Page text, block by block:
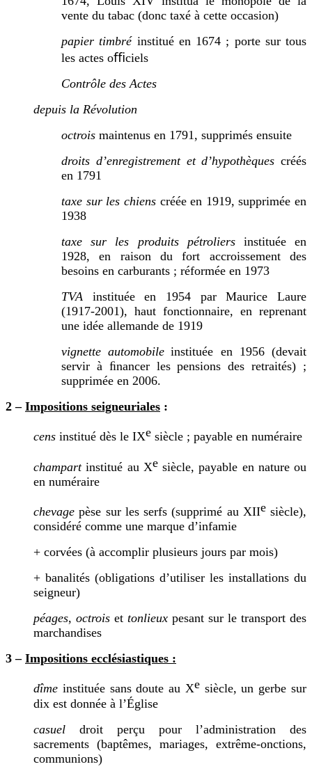
vente du tabac (donc taxé à cette occasion)
papier timbréinstitué en 1674 ; porte sur tous
les actes oﬃciels
Contrôle des Actes
depuis la Révolution
octrois maintenus en 1791, supprimés ensuite
droits d’enregistrement et d’hypothèques créés
en 1791
taxe sur les chiens créée en 1919, supprimée en
1938
taxe sur les produits pétroliersinstituée en
1928, en raison du fort accroissement des
besoins en carburants ; réformée en 1973
TVA instituée en 1954 par Maurice Laure
(1917-2001), haut fonctionnaire, en reprenant
une idée allemande de 1919
vignette automobile instituée en 1956 (devait
servir à ﬁnancer les pensions des retraités) ;
supprimée en 2006.
2 – Impositions seigneuriales :
cens institué dès le IXe siècle ; payable en numéraire
champartinstitué au Xesiècle, payable en nature ou
en numéraire
chevage pèse sur les serfs (supprimé au XIIesiècle),
considéré comme une marque d’infamie
+ corvées (à accomplir plusieurs jours par mois)
+ banalités (obligations d’utiliser les installations du
seigneur)
péages, octrois et tonlieux pesant sur le transport des
marchandises
3 – Impositions ecclésiastiques :
dîme instituée sans doute au Xesiècle, un gerbe sur
dix est donnée à l’Église
casuel droit perçu pour l’administration des
sacrements (baptêmes, mariages, extrême-onctions,
communions)